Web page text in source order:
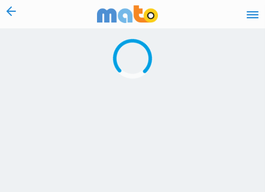
vai al contenuto
Caricamento in corso...